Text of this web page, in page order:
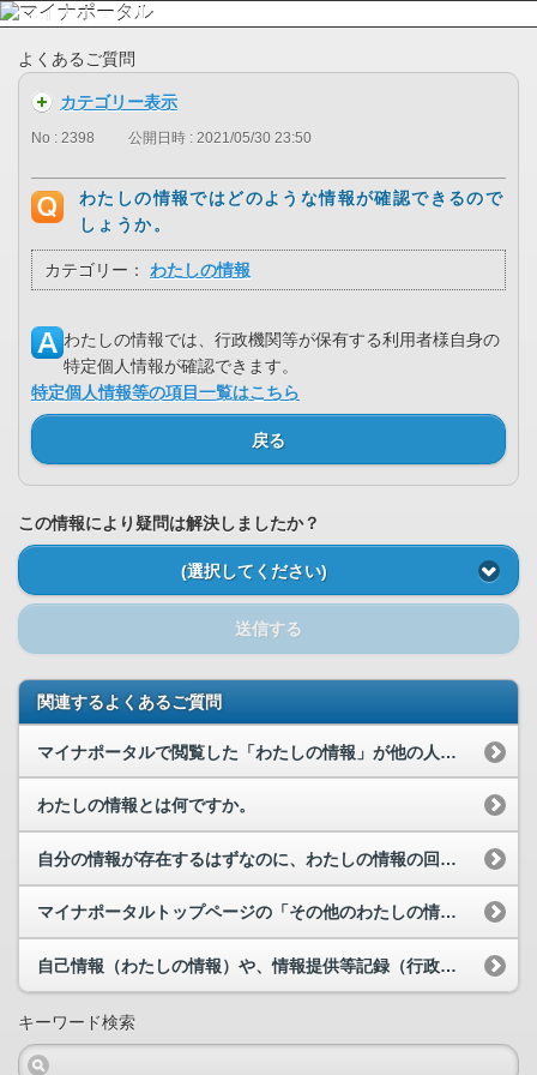
よくあるご質問
カテゴリー表示
No : 2398 公開日時 : 2021/05/30 23:50
わたしの情報ではどのような情報が確認できるので
しょうか。
カテゴリー： わたしの情報
わたしの情報では、行政機関等が保有する利用者様自身の
特定個人情報が確認できます。
特定個人情報等の項目一覧はこちら
戻る
この情報により疑問は解決しましたか？
(選択してください)
送信する
関連するよくあるご質問
マイナポータルで閲覧した「わたしの情報」が他の人に見られる危険はありませんか。
わたしの情報とは何ですか。
自分の情報が存在するはずなのに、わたしの情報の回答結果が「該当情報なし」と表示されます。
マイナポータルトップページの「その他のわたしの情報」から「わたしの情報」の確認を行っています。...
自己情報（わたしの情報）や、情報提供等記録（行政機関のあいだでの情報履歴（やりとり履歴））の情...
キーワード検索